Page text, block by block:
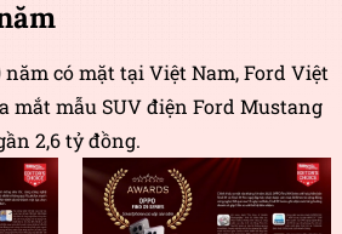
có mặt tại Việt Nam, Ford Việt
mắt mẫu SUV điện Ford Mustang
2,6 tỷ đồng.